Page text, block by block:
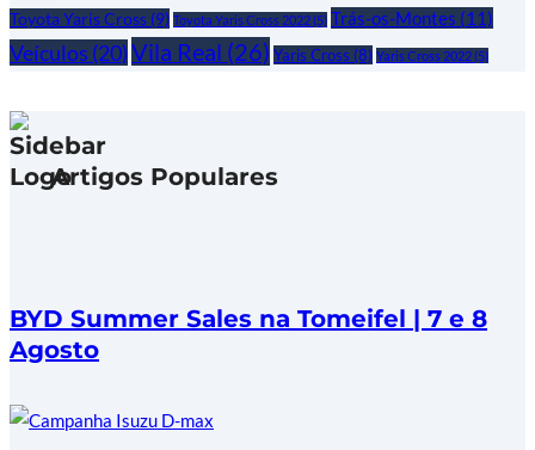
Toyota Yaris Cross (9) Toyota Yaris Cross 2022(5) Trás-os-Montes (11)
Veículos (20)Vila Real (26) Yaris Cross (8) Yaris Cross 2022(5)
Artigos Populares
BYD Summer Sales na Tomeifel | 7 e 8
Agosto